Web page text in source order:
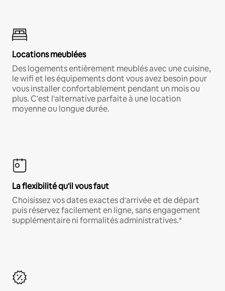
Locations meublées
Des logements entièrement meublés avec une cuisine,
le wifi et les équipements dont vous avez besoin pour
vous installer confortablement pendant un mois ou
plus. C'est l'alternative parfaite à une location
moyenne ou longue durée.
La flexibilité qu'il vous faut
Choisissez vos dates exactes d'arrivée et de départ
puis réservez facilement en ligne, sans engagement
supplémentaire ni formalités administratives.*